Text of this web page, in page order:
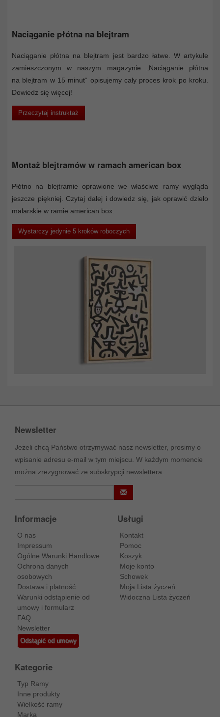
Naciąganie płótna na blejtram
Naciąganie płótna na blejtram jest bardzo łatwe. W artykule
zamieszczonym w naszym magazynie „Naciąganie płótna
na blejtram w 15 minut“ opisujemy cały proces krok po kroku.
Dowiedz się więcej!
Przeczytaj instruktaż
Montaż blejtramów w ramach american box
Płótno na blejtramie oprawione we właściwe ramy wygląda
jeszcze piękniej. Czytaj dalej i dowiedz się, jak oprawić dzieło
malarskie w ramie american box.
Wystarczy jedynie 5 kroków roboczych
Newsletter
Jeżeli chcą Państwo otrzymywać nasz newsletter, prosimy o
wpisanie adresu e-mail w tym miejscu. W każdym momencie
można zrezygnować ze subskrypcji newslettera.
Informacje
O nas
Impressum
Ogólne Warunki Handlowe
Ochrona danych
osobowych
Dostawa i platność
Warunki odstąpienie od
umowy i formularz
FAQ
Newsletter
Odstąpić od umowy
Usługi
Kontakt
Pomoc
Koszyk
Moje konto
Schowek
Moja Lista życzeń
Widoczna Lista życzeń
Kategorie
Typ Ramy
Inne produkty
Wielkość ramy
Marka